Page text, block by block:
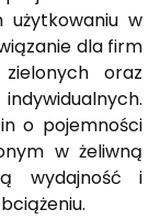
użytkowaniu w
dla firm
oraz
o pojemności
w żeliwną
wydajność i